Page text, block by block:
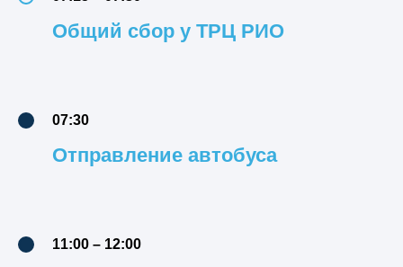
Общий сбор у ТРЦ РИО
07:30
Отправление автобуса
11:00 – 12:00